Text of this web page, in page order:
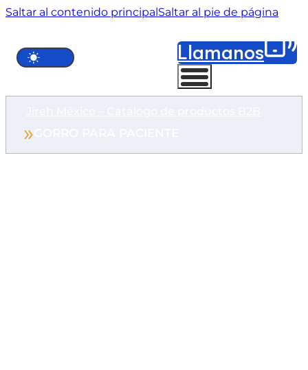
Saltar al contenido principalSaltar al pie de página
Llámanos